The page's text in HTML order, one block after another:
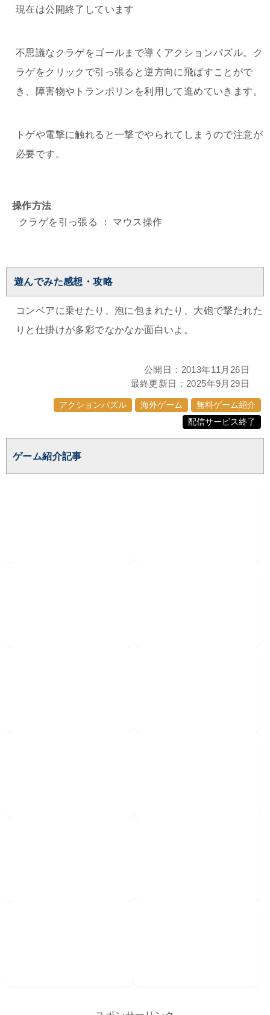
現在は公開終了しています
不思議なクラゲをゴールまで導くアクションパズル。ク
ラゲをクリックで引っ張ると逆方向に飛ばすことがで
き、障害物やトランポリンを利用して進めていきます。
トゲや電撃に触れると一撃でやられてしまうので注意が
必要です。
操作方法
クラゲを引っ張る ： マウス操作
遊んでみた感想・攻略
コンベアに乗せたり、泡に包まれたり、大砲で撃たれた
りと仕掛けが多彩でなかなか面白いよ。
公開日： 2013年11月26日
最終更新日： 2025年9月29日
アクションパズル 海外ゲーム
無料ゲーム紹介
配信サービス終了
ゲーム紹介記事